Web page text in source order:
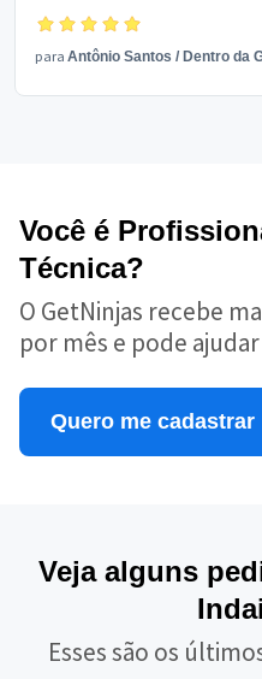
para Antônio Santos / Dentro da
Você é
Técnica?
O GetNinjas recebe
por mês e pode
Quero me cadastrar
Veja alguns
Esses são os